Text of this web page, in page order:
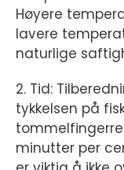
Høyere
lavere
naturlige
2. Tid:
tykkelsen på
minutter per